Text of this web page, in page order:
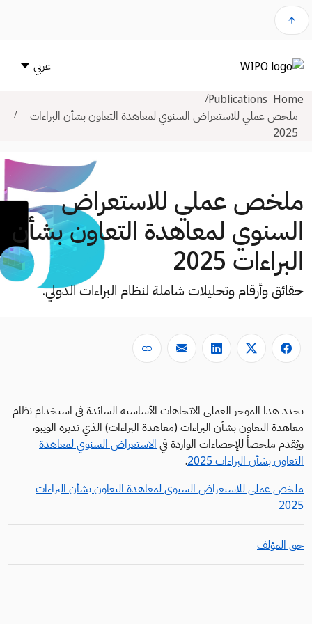
arrow_upward
عربي
Home
Publications
ملخص عملي للاستعراض السنوي لمعاهدة التعاون بشأن البراءات
2025
ملخص عملي للاستعراض
السنوي لمعاهدة التعاون بشأن
البراءات 2025
حقائق وأرقام وتحليلات شاملة لنظام البراءات الدولي.
يحدد هذا الموجز العملي الاتجاهات الأساسية السائدة في استخدام نظام
معاهدة التعاون بشأن البراءات (معاهدة البراءات) الذي تديره الويبو،
ويُقدم ملخصاً للإحصاءات الواردة في الاستعراض السنوي لمعاهدة
التعاون بشأن البراءات 2025
.
ملخص عملي للاستعراض السنوي لمعاهدة التعاون بشأن البراءات
2025
حق المؤلف